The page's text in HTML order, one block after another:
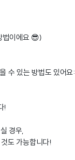
법이에요 😎)
수 있는 방법도 있어요:
!
경우,
도 가능합니다!